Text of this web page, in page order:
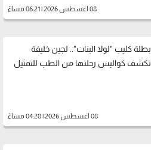
08 اغسطس 2026 | 06:21 مساءً
بطلة كليب "لولا البنات".. لجين خليفة
تكشف كواليس رحلتها من الطب للتمثيل
08 اغسطس 2026 | 04:28 مساءً